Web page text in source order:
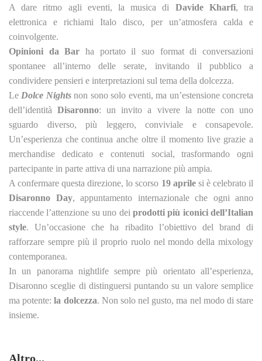
A dare ritmo agli eventi, la musica di Davide Kharfi, tra
elettronica e richiami Italo disco, per un’atmosfera calda e
coinvolgente.
Opinioni da Bar ha portato il suo format di conversazioni
spontanee all’interno delle serate, invitando il pubblico a
condividere pensieri e interpretazioni sul tema della dolcezza.
Le Dolce Nights non sono solo eventi, ma un’estensione concreta
dell’identità Disaronno: un invito a vivere la notte con uno
sguardo diverso, più leggero, conviviale e consapevole.
Un’esperienza che continua anche oltre il momento live grazie a
merchandise dedicato e contenuti social, trasformando ogni
partecipante in parte attiva di una narrazione più ampia.
A confermare questa direzione, lo scorso 19 aprilesi è celebrato il
Disaronno Day, appuntamento internazionale che ogni anno
riaccende l’attenzione su uno dei prodotti più iconici dell’Italian
style. Un’occasione che ha ribadito l’obiettivo del brand di
rafforzare sempre più il proprio ruolo nel mondo della mixology
contemporanea.
In un panorama nightlife sempre più orientato all’esperienza,
Disaronno sceglie di distinguersi puntando su un valore semplice
ma potente:la dolcezza. Non solo nel gusto, ma nel modo di stare
insieme.
Altro...